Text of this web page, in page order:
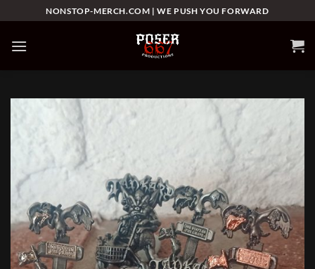
to
content
NONSTOP-MERCH.COM | WE PUSH YOU FORWARD